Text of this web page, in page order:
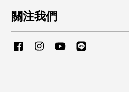
關注我們
Facebook InstagramYouTube